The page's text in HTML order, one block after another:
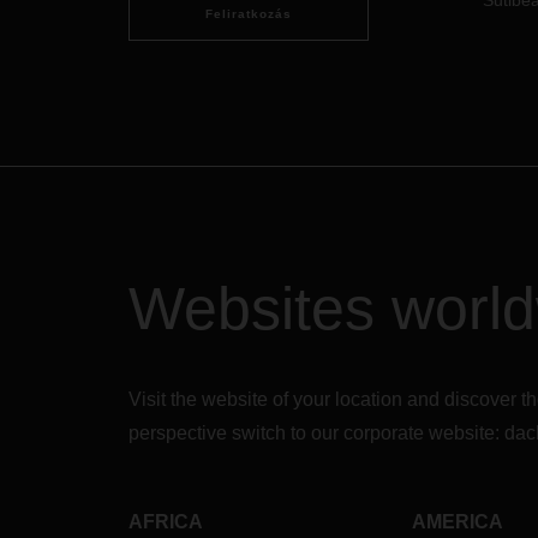
megmutatja azt is, hol tartanak ma a
Feliratkozás
Websites
Visit the website of your location and discover
perspective switch to our corporate website:
AFRICA AMERICA